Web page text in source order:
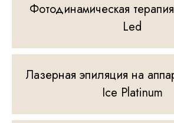
Фотодинамическая
Led
Лазерная эпиляция на
Ice Platinum